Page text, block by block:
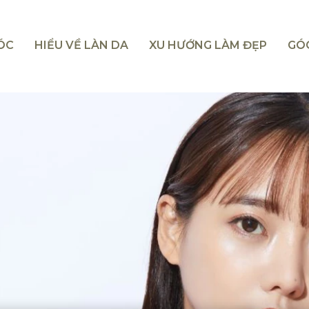
HIỂU VỀ LÀN DA XU HƯỚNG LÀM ĐẸP